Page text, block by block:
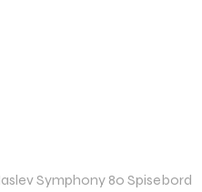
Symphony 80 Spisebord